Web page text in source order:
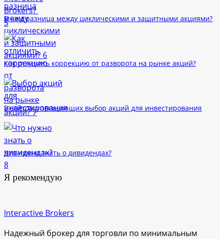
В чем разница между циклическими и защитными акциями?
Как отличить коррекцию от разворота на рынке акций?
5 сайтов, упрощающих выбор акций для инвестирования
Что нужно знать о дивидендах?
Я рекомендую
Interactive Brokers
Надежный брокер для торговли по минимальным